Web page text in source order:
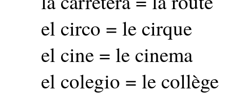
el circo = le cirque
el cine = le cinema
el colegio = le collège